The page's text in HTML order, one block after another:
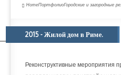
НОВОСТИ
HomeПортфолиоГородские и загородные
2015 - Жилой дом в Риме.
Реконструктивные мероприятия